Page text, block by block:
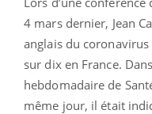
4 mars dernier, Jean
anglais du
sur dix en France.
hebdomadaire de
même jour, il était